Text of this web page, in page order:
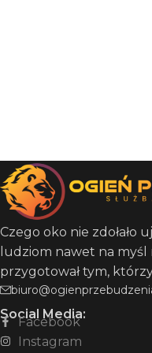
Czego oko nie zdołało
ludziom nawet na myśl
przygotował tym,
Social Media:
Facebook
Instagram